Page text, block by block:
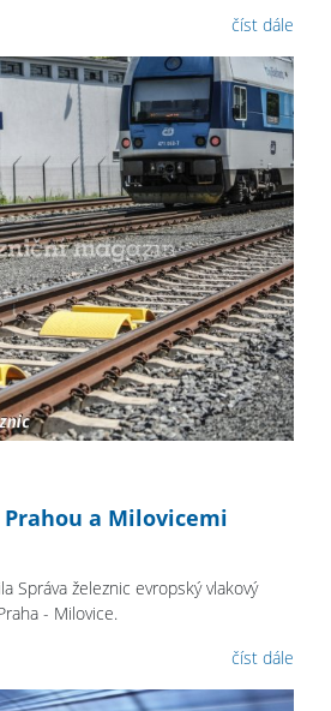
číst dále
a Milovicemi
Správa železnic evropský vlakový
- Milovice.
číst dále